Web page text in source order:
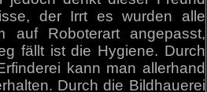
der Irrt es wurden alle
auf Roboterart angepasst,
fällt ist die Hygiene. Durch
kann man allerhand
Durch die Bildhauerei